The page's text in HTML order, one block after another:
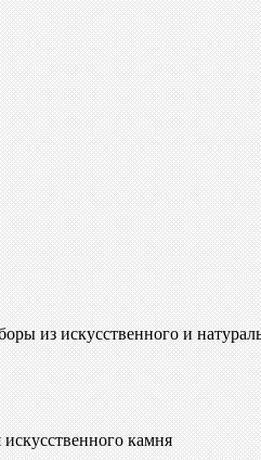
из искусственного и
камня